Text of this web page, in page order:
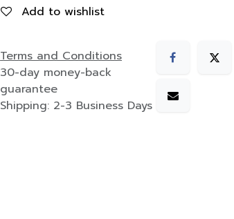
Add to wishlist
Terms and Conditions
30-day money-back
guarantee
Shipping: 2-3 Business Days